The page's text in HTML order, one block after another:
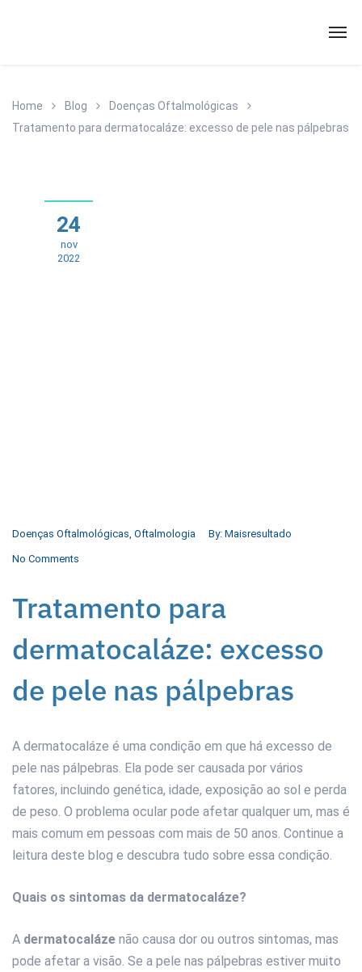
Home Blog
Doenças Oftalmológicas
Tratamento para dermatocaláze: excesso de pele nas pálpebras
24
nov
2022
Doenças Oftalmológicas, Oftalmologia By: Maisresultado
No Comments
Tratamento para
dermatocaláze: excesso
de pele nas pálpebras
A dermatocaláze é uma condição em que há excesso de
pele nas pálpebras. Ela pode ser causada por vários
fatores, incluindo genética, idade, exposição ao sol e perda
de peso. O problema ocular pode afetar qualquer um, mas é
mais comum em pessoas com mais de 50 anos. Continue a
leitura deste blog e descubra tudo sobre essa condição.
Quais os sintomas da dermatocaláze?
A dermatocaláze não causa dor ou outros sintomas, mas
pode afetar a visão. Se a pele nas pálpebras estiver muito